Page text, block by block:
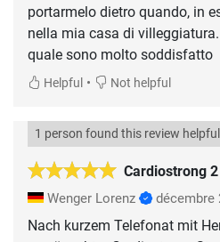
portarmelo dietro quando, in
nella mia casa di
quale sono molto soddisfatto
Helpful • Not helpful
Cardiostrong
1 person found this review helpful
Wenger Lorenz décembre
Nach kurzem Telefonat mit